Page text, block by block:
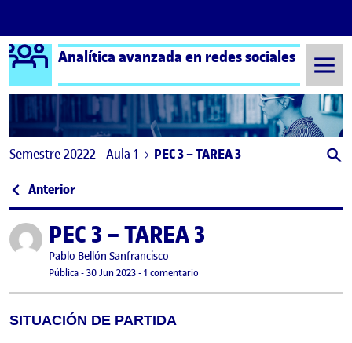
Saltar al contenido
Logo Ágora
Analítica avanzada en redes sociales
Semestre 20222 - Aula 1 PEC 3 – TAREA 3
Navegación de entradas
Anterior: PAC 3 – Tarea 3 (Opcional)
Publicado porPEC 3 – TAREA 3
Publicado por
Pablo Bellón Sanfrancisco
Visibilidad:
Pública-Fecha de publicación
30 Jun 202330 junio, 2023 4:54 pm
-1 comentario
SITUACIÓN DE PARTIDA